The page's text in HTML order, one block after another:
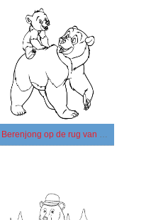
Berenjong op de rug van moeder